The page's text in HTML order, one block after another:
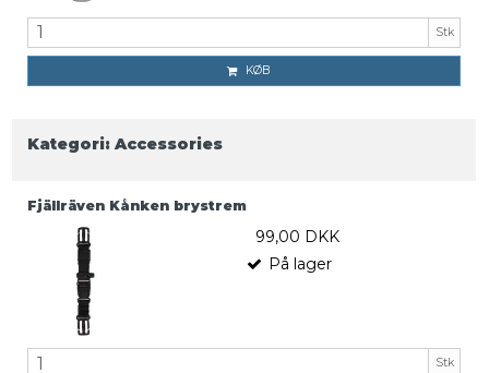
Stk
KØB
Kategori: Accessories
Fjällräven Kånken brystrem
99,00 DKK
På lager
Stk